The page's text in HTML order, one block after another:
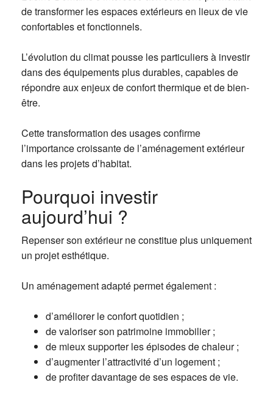
de transformer les espaces extérieurs en lieux de vie
confortables et fonctionnels.
L’évolution du climat pousse les particuliers à investir
dans des équipements plus durables, capables de
répondre aux enjeux de confort thermique et de bien-
être.
Cette transformation des usages confirme
l’importance croissante de l’aménagement extérieur
dans les projets d’habitat.
Pourquoi investir
aujourd’hui ?
Repenser son extérieur ne constitue plus uniquement
un projet esthétique.
Un aménagement adapté permet également :
d’améliorer le confort quotidien ;
de valoriser son patrimoine immobilier ;
de mieux supporter les épisodes de chaleur ;
d’augmenter l’attractivité d’un logement ;
de profiter davantage de ses espaces de vie.